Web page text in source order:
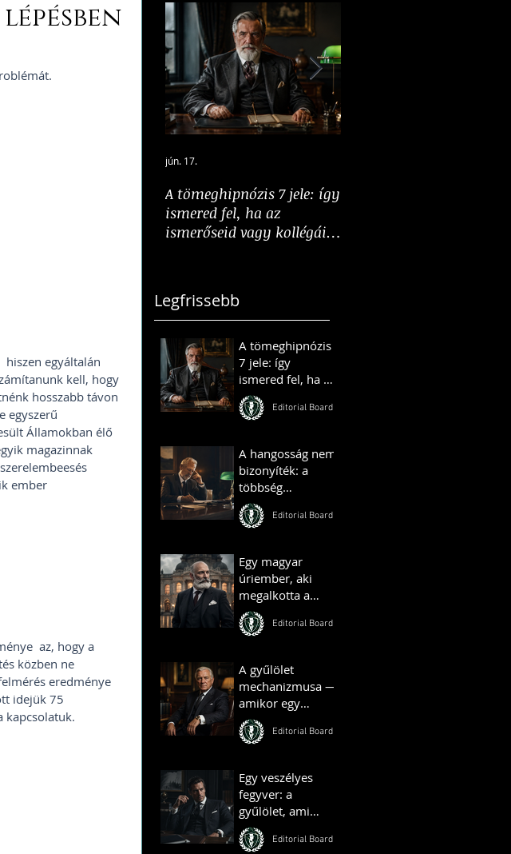
hiszen egyáltalán
kell, hogy
hosszabb távon
egyszerű
Államokban élő
magazinnak
ember
az, hogy a
közben ne
eredménye
idejük 75
kapcsolatuk.
A tömeghipnózis 7 jele: így
ismered fel, ha az
ismerőseid vagy kollégáid
jún. 17.
Legfrissebb
A tömeghipnózis
7 jele: így
ismered fel, ha az
ismerőseid vagy
kollégáid
alatt állnak
Editorial Board
A hangosság nem
bizonyíték: a
többség
illúziójának
pszichológiája
Editorial Board
Egy magyar
úriember, aki
megalkotta a
királyok
Budapestjét –
Alajos története
Editorial Board
A gyűlölet
mechanizmusa —
amikor egy
társadalom
önmaga ellen
Editorial Board
Egy veszélyes
fegyver: a
gyűlölet, ami
bárkit egy
táborba terel
Editorial Board